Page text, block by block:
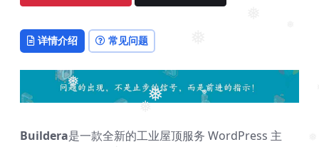
❅
❅ ❅
详情介绍 常见问题
Buildera是一款全新的工业屋顶服务 WordPress 主